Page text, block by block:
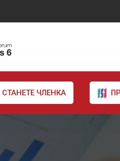
СТАНЕТЕ ЧЛЕНКА